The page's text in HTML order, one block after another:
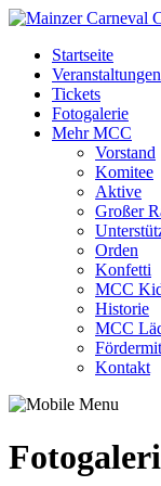
Startseite
Veranstaltungen
Tickets
Fotogalerie
Mehr MCC
Vorstand
Komitee
Aktive
Großer
Orden
Konfetti
MCC
Historie
MCC
Kontakt